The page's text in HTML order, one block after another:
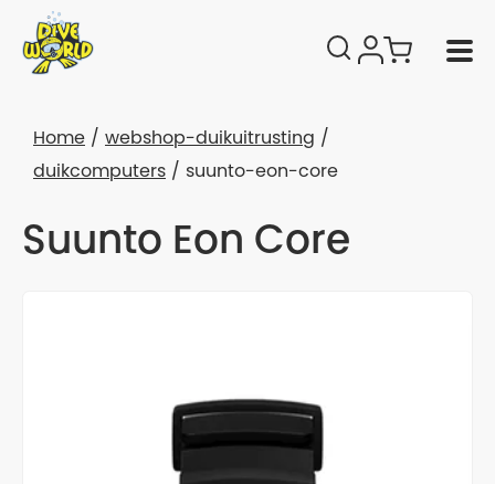
Home
webshop-duikuitrusting
duikcomputers
suunto-eon-core
Suunto Eon Core